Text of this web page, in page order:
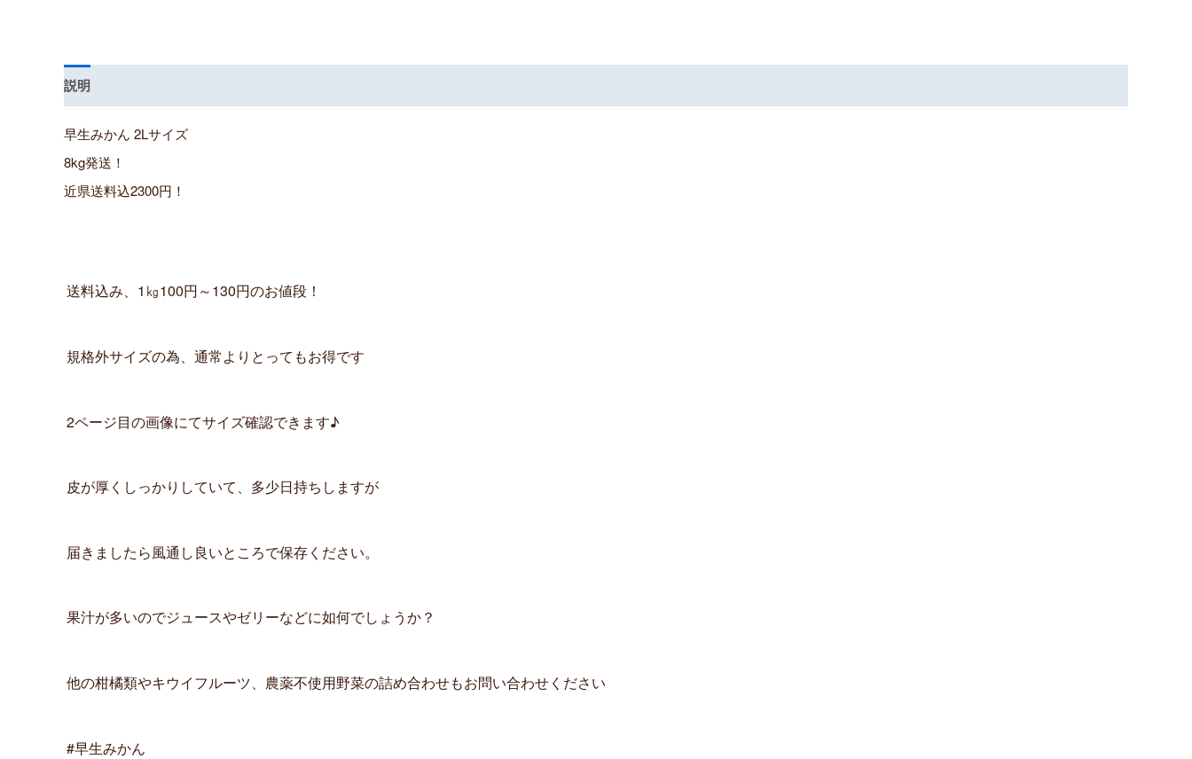
説明
早生みかん 2Lサイズ
8kg発送！
近県送料込2300円！
送料込み、1㎏100円～130円のお値段！
規格外サイズの為、通常よりとってもお得です
2ページ目の画像にてサイズ確認できます♪
皮が厚くしっかりしていて、多少日持ちしますが
届きましたら風通し良いところで保存ください。
果汁が多いのでジュースやゼリーなどに如何でしょうか？
他の柑橘類やキウイフルーツ、農薬不使用野菜の詰め合わせもお問い合わせください
#早生みかん